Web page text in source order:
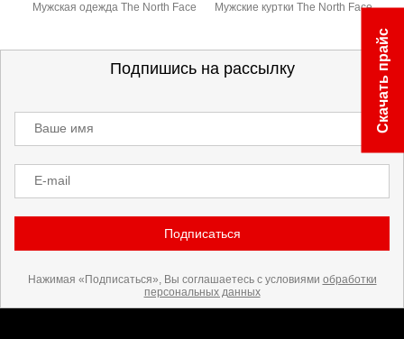
Мужская одежда The North Face Мужские куртки The North Face
Подпишись на рассылку
Ваше имя
E-mail
Подписаться
Нажимая «Подписаться», Вы соглашаетесь с условиями обработки
персональных данных
Скачать прайс